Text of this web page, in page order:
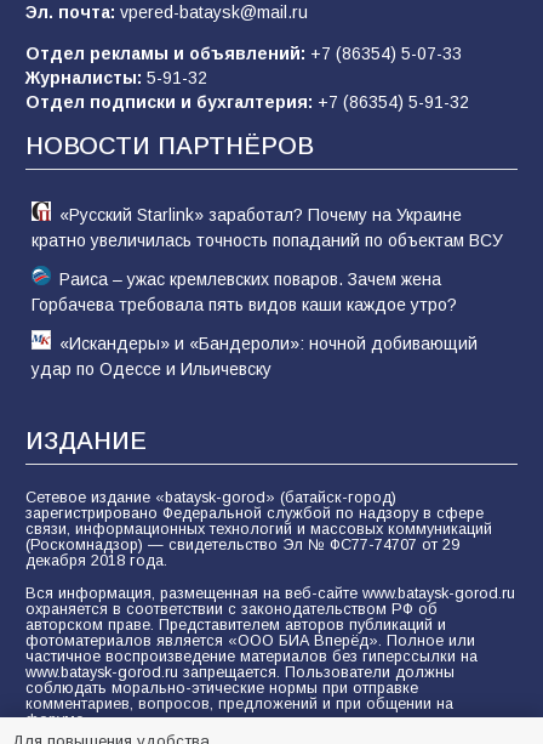
Командовал боем до последнего: герой
Евгений Остапенко
Эл. почта: vpered-bataysk@mail.ru
Отдел рекламы и объявлений: +7 (86354) 5-07-33
Журналисты: 5-91-32
Отдел подписки и бухгалтерия: +7 (86354) 5-91-32
НОВОСТИ ПАРТНЁРОВ
«Русский Starlink» заработал? Почему на Украине
кратно увеличилась точность попаданий по объектам ВСУ
Раиса – ужас кремлевских поваров. Зачем жена
Горбачева требовала пять видов каши каждое утро?
«Искандеры» и «Бандероли»: ночной добивающий
удар по Одессе и Ильичевску
ИЗДАНИЕ
Сетевое издание «bataysk-gorod» (батайск-город)
зарегистрировано Федеральной службой по надзору в сфере
связи, информационных технологий и массовых коммуникаций
(Роскомнадзор) — свидетельство Эл № ФС77-74707 от 29
декабря 2018 года.
Вся информация, размещенная на веб-сайте www.bataysk-gorod.ru
охраняется в соответствии с законодательством РФ об
авторском праве. Представителем авторов публикаций и
фотоматериалов является «ООО БИА Вперёд». Полное или
частичное воспроизведение материалов без гиперссылки на
www.bataysk-gorod.ru запрещается. Пользователи должны
соблюдать морально-этические нормы при отправке
комментариев, вопросов, предложений и при общении на
форуме.